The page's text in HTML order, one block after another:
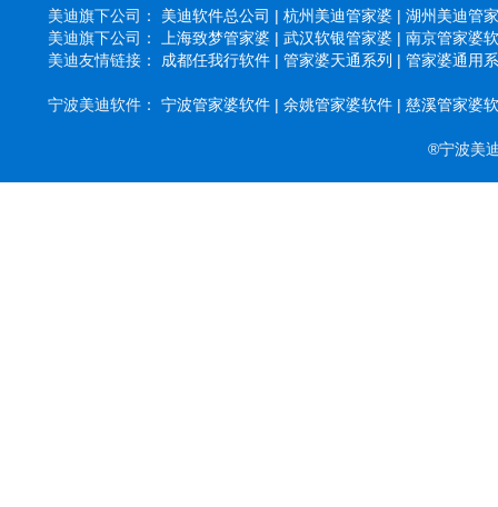
美迪旗下公司： 美迪软件总公司 | 杭州美迪管家婆 | 湖州美迪管
美迪旗下公司：
上海致梦管家婆 | 武汉软银管家婆 | 南京管家婆
美迪友情链接： 成都任我行软件 | 管家婆天通系列 | 管家婆通用
宁波美迪软件： 宁波管家婆软件 | 余姚管家婆软件 | 慈溪管家婆
®宁波美